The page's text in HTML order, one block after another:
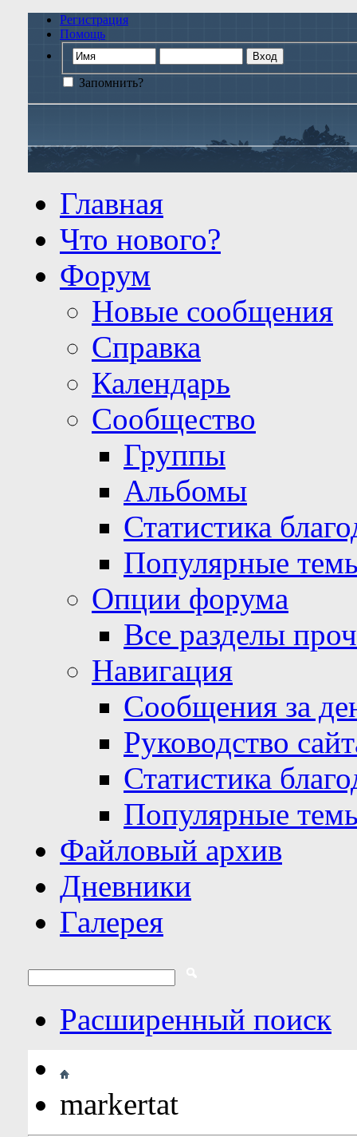
Регистрация
Помощь
Запомнить?
Главная
Что нового?
Форум
Новые сообщения
Справка
Календарь
Сообщество
Группы
Альбомы
Статистика
Популярные
Опции форума
Все разделы
Навигация
Сообщения за
Руководство
Статистика
Популярные
Файловый архив
Дневники
Галерея
Расширенный поиск
markertat